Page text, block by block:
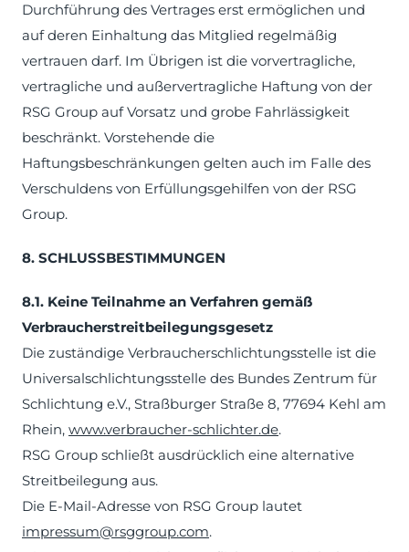
Durchführung des Vertrages erst ermöglichen und
auf deren Einhaltung das Mitglied regelmäßig
vertrauen darf. Im Übrigen ist die vorvertragliche,
vertragliche und außervertragliche Haftung von der
RSG Group auf Vorsatz und grobe Fahrlässigkeit
beschränkt. Vorstehende die
Haftungsbeschränkungen gelten auch im Falle des
Verschuldens von Erfüllungsgehilfen von der RSG
Group.
8. SCHLUSSBESTIMMUNGEN
8.1. Keine Teilnahme an Verfahren gemäß
Verbraucherstreitbeilegungsgesetz
Die zuständige Verbraucherschlichtungsstelle ist die
Universalschlichtungsstelle des Bundes Zentrum für
Schlichtung e.V., Straßburger Straße 8, 77694 Kehl am
Rhein, www.verbraucher-schlichter.de.
RSG Group schließt ausdrücklich eine alternative
Streitbeilegung aus.
Die E-Mail-Adresse von RSG Group lautet
impressum@rsggroup.com.